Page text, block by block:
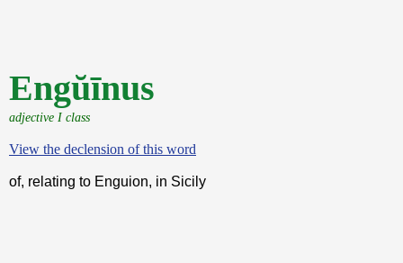
Engŭīnus
adjective I class
View the declension of this word
of, relating to Enguion, in Sicily